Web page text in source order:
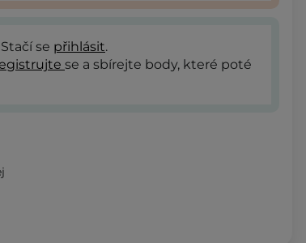
Stačí se přihlásit.
se a sbírejte body, které poté